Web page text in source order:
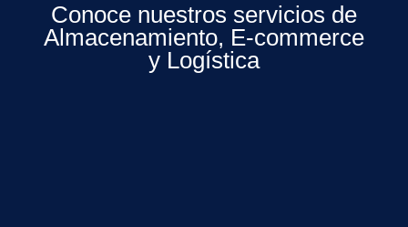
Conoce nuestros servicios de
Almacenamiento, E-commerce
y Logística​